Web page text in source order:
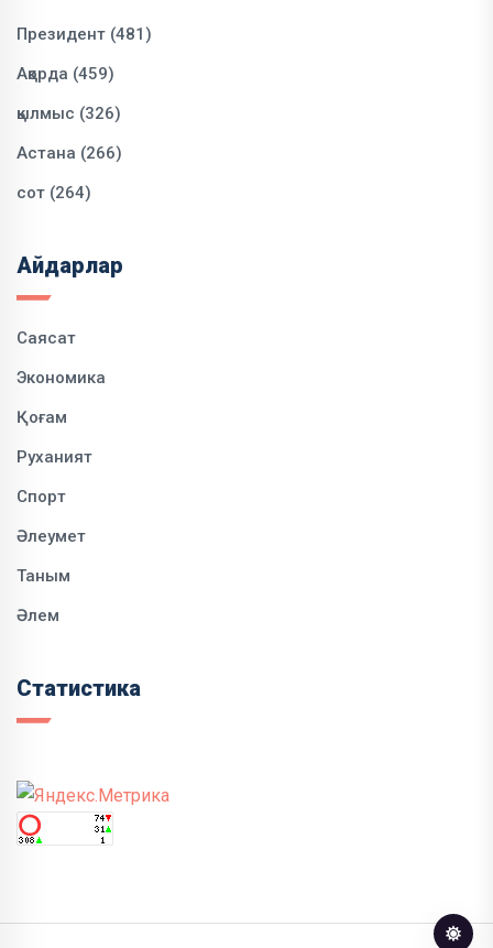
Президент (481)
Ақорда (459)
қылмыс (326)
Астана (266)
сот (264)
Айдарлар
Саясат
Экономика
Қоғам
Руханият
Спорт
Әлеумет
Таным
Әлем
Статистика